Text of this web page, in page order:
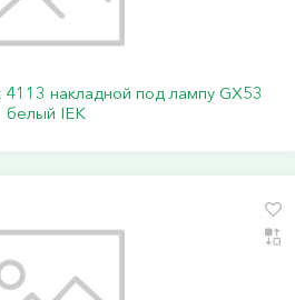
4113 накладной под лампу GX53
белый IEK